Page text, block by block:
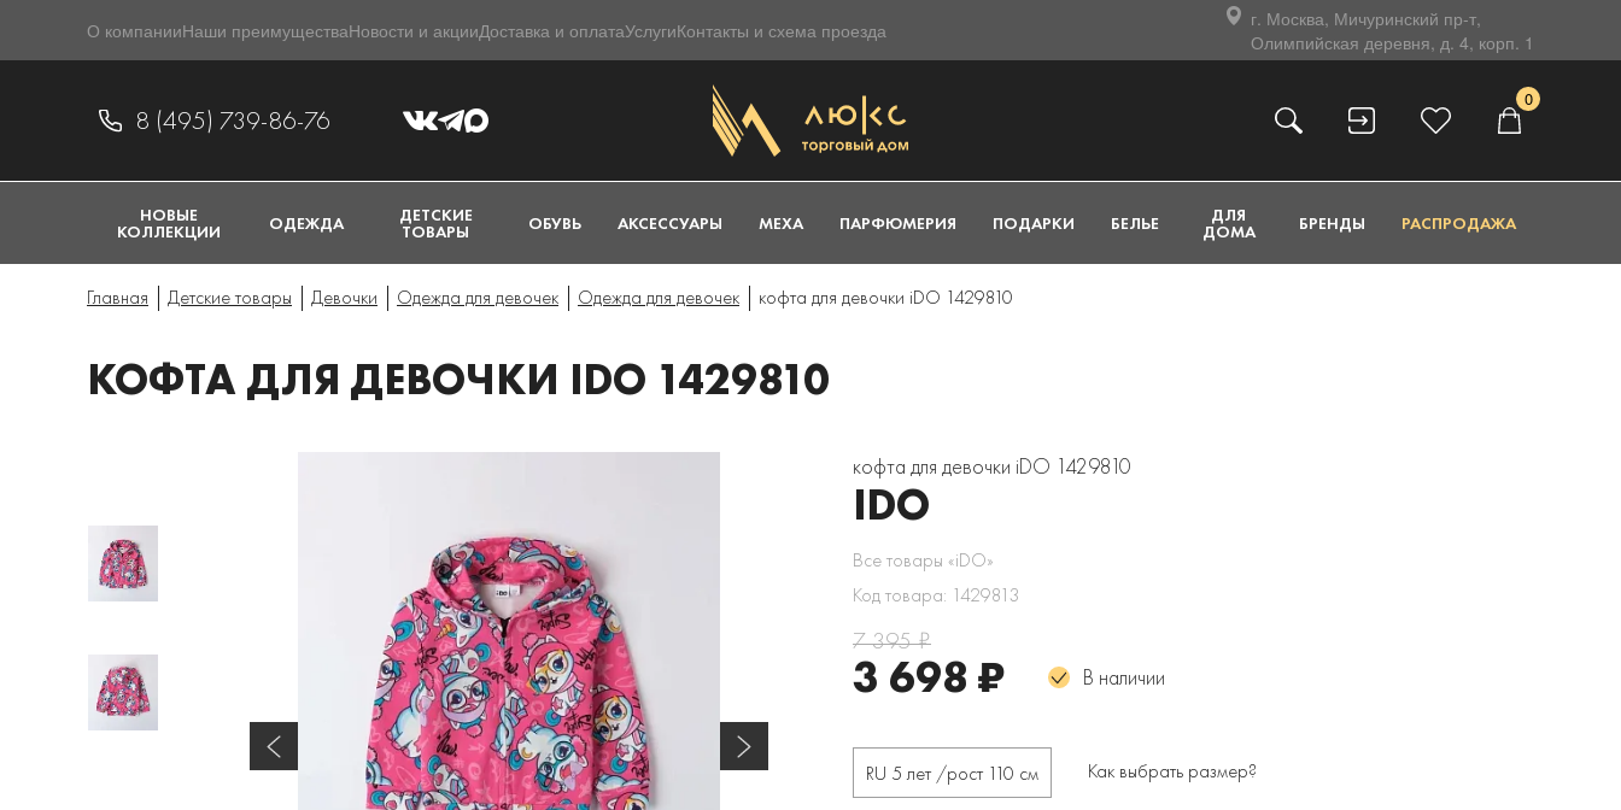
О компанииНаши преимуществаНовости и акцииДоставка и оплатаУслугиКонтакты и схема проезда
г. Москва, Мичуринский пр-т,
Олимпийская деревня, д. 4, корп. 1
8 (495) 739-86-76
0
НОВЫЕ
КОЛЛЕКЦИИ ОДЕЖДА ДЕТСКИЕ
ТОВАРЫ ОБУВЬ АКСЕССУАРЫ МЕХА ПАРФЮМЕРИЯ ПОДАРКИ БЕЛЬЕ ДЛЯ
ДОМА БРЕНДЫ РАСПРОДАЖА
Главная Детские товары Девочки Одежда для девочек Одежда для девочек кофта для девочки iDO 1429810
КОФТА ДЛЯ ДЕВОЧКИ IDO 1429810
кофта для девочки iDO 1429810
IDO
Все товары «iDO»
Код товара: 1429813
7 395 ₽
3 698 ₽ В наличии
RU 5 лет /рост 110 см Как выбрать размер?